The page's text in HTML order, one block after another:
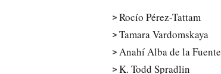
Rocío Pérez-Tattam
Tamara Vardomskaya
Anahí Alba de la Fuente
K. Todd Spradlin